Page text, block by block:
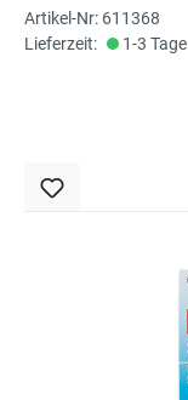
Artikel-Nr: 611368
Lieferzeit:
1-3 Tage